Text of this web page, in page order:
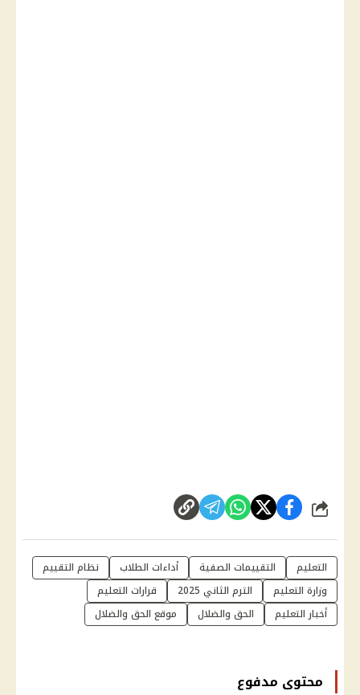
شارك
التعليم التقييمات الصفية أداءات الطلاب
نظام التقييم
وزارة التعليم
الترم الثاني 2025
قرارات التعليم
أخبار التعليم
الحق والضلال موقع الحق والضلال
محتوى مدفوع